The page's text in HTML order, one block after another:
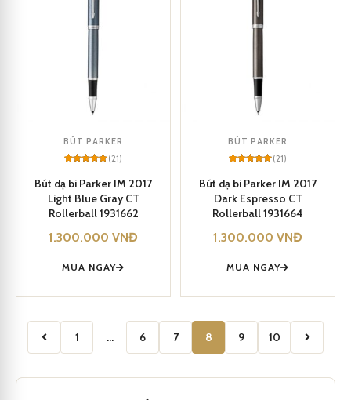
BÚT PARKER
out of 5
based on
customer
(21)
Bút dạ bi Parker IM 2017
Light Blue Gray CT
Rollerball 1931662
1.300.000 VNĐ
MUA NGAY
BÚT PARKER
out of 5
based on
customer
ratings
(21)
Bút dạ bi Parker IM 2017
Dark Espresso CT
Rollerball 1931664
1.300.000 VNĐ
MUA NGAY
1 … 6 7 8 9 10